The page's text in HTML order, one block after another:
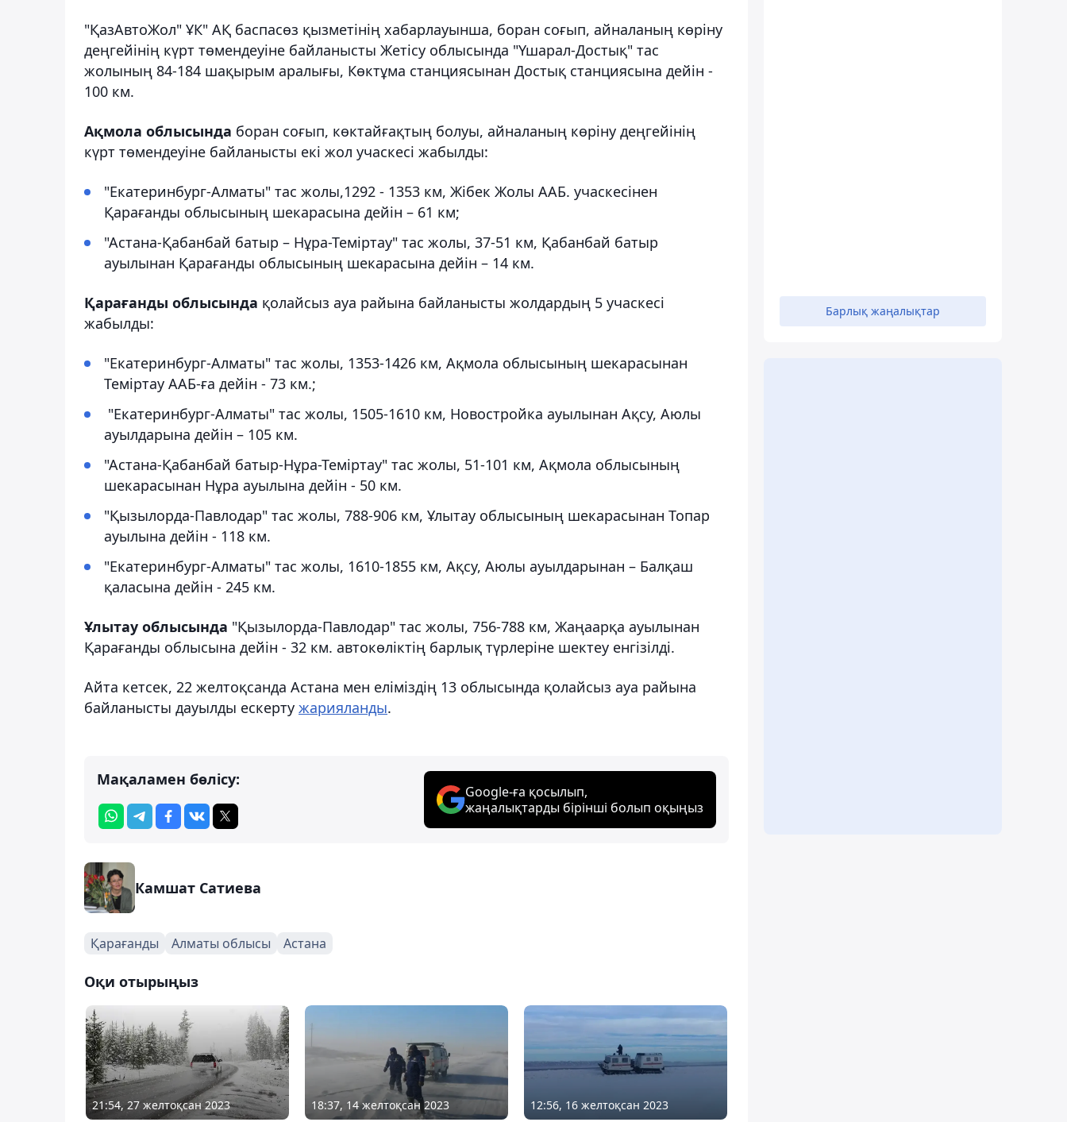
"ҚазАвтоЖол" ҰК" АҚ баспасөз қызметінің хабарлауынша, боран соғып, айналаның көріну
деңгейінің күрт төмендеуіне байланысты Жетісу облысында "Үшарал-Достық" тас
жолының 84-184 шақырым аралығы, Көктұма станциясынан Достық станциясына дейін -
100 км.
Ақмола облысында боран соғып, көктайғақтың болуы, айналаның көріну деңгейінің
күрт төмендеуіне байланысты екі жол учаскесі жабылды:
"Екатеринбург-Алматы" тас жолы,1292 - 1353 км, Жібек Жолы ААБ. учаскесінен
Қарағанды облысының шекарасына дейін – 61 км;
"Астана-Қабанбай батыр – Нұра-Теміртау" тас жолы, 37-51 км, Қабанбай батыр
ауылынан Қарағанды облысының шекарасына дейін – 14 км.
Қарағанды облысында қолайсыз ауа райына байланысты жолдардың 5 учаскесі
жабылды:
"Екатеринбург-Алматы" тас жолы, 1353-1426 км, Ақмола облысының шекарасынан
Теміртау ААБ-ға дейін - 73 км.;
"Екатеринбург-Алматы" тас жолы, 1505-1610 км, Новостройка ауылынан Ақсу, Аюлы
ауылдарына дейін – 105 км.
"Астана-Қабанбай батыр-Нұра-Теміртау" тас жолы, 51-101 км, Ақмола облысының
шекарасынан Нұра ауылына дейін - 50 км.
"Қызылорда-Павлодар" тас жолы, 788-906 км, Ұлытау облысының шекарасынан Топар
ауылына дейін - 118 км.
"Екатеринбург-Алматы" тас жолы, 1610-1855 км, Ақсу, Аюлы ауылдарынан – Балқаш
қаласына дейін - 245 км.
Ұлытау облысында "Қызылорда-Павлодар" тас жолы, 756-788 км, Жаңаарқа ауылынан
Қарағанды облысына дейін - 32 км. автокөліктің барлық түрлеріне шектеу енгізілді.
Айта кетсек, 22 желтоқсанда Астана мен еліміздің 13 облысында қолайсыз ауа райына
байланысты дауылды ескерту жарияланды.
Мақаламен бөлісу:
Google-ға қосылып,
жаңалықтарды бірінші болып оқыңыз
Камшат Сатиева
Қарағанды Алматы облысы Астана
Оқи отырыңыз
21:54, 27 желтоқсан 2023 18:37, 14 желтоқсан 2023 12:56, 16 желтоқсан 2023
Барлық жаңалықтар